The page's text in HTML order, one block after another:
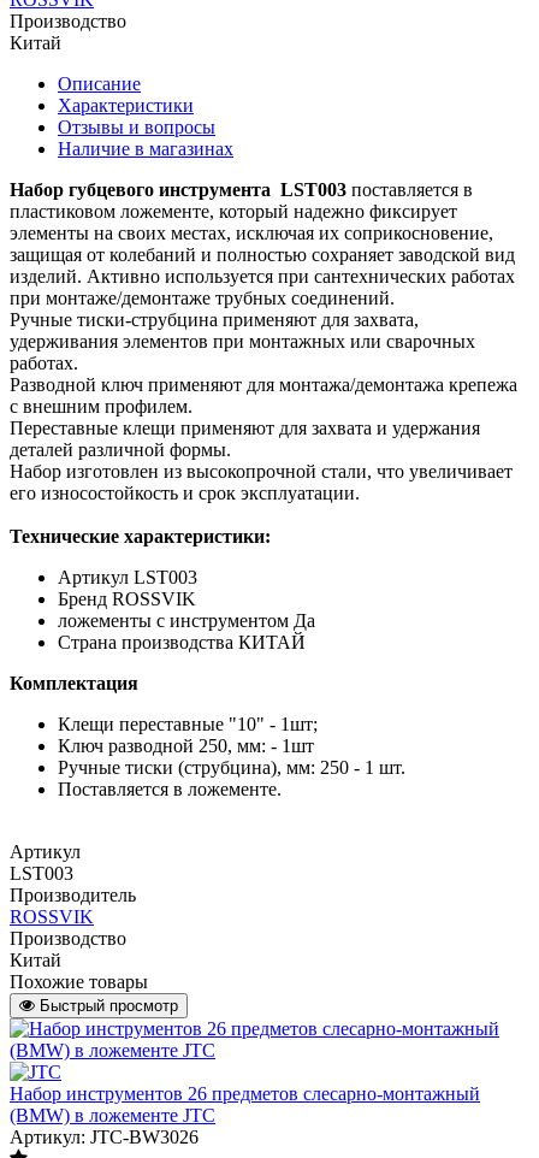
Производство
Китай
Описание
Характеристики
Отзывы и вопросы
Наличие в магазинах
Набор губцевого инструмента LST003 поставляется в
пластиковом ложементе, который надежно фиксирует
элементы на своих местах, исключая их соприкосновение,
защищая от колебаний и полностью сохраняет заводской вид
изделий. Активно используется при сантехнических работах
при монтаже/демонтаже трубных соединений.
Ручные тиски-струбцина применяют для захвата,
удерживания элементов при монтажных или сварочных
работах.
Разводной ключ применяют для монтажа/демонтажа крепежа
с внешним профилем.
Переставные клещи применяют для захвата и удержания
деталей различной формы.
Набор изготовлен из высокопрочной стали, что увеличивает
его износостойкость и срок эксплуатации.
Технические характеристики:
Артикул LST003
Брeнд ROSSVIK
ложементы с инструментом Да
Страна производства КИТАЙ
Комплектация
Клещи переставные "10" - 1шт;
Ключ разводной 250, мм: - 1шт
Ручные тиски (струбцина), мм: 250 - 1 шт.
Поставляется в ложементе.
Артикул
LST003
Производитель
ROSSVIK
Производство
Китай
Похожие товары
Быстрый просмотр
Набор инструментов 26 предметов слесарно-монтажный
(BMW) в ложементе JTC
Артикул: JTC-BW3026